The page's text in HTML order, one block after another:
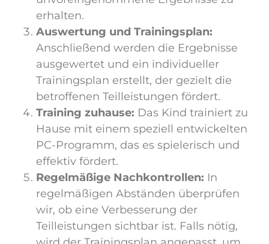
erhalten.
Auswertung und Trainingsplan:
Anschließend werden die Ergebnisse
ausgewertet und ein individueller
Trainingsplan erstellt, der gezielt die
betroffenen Teilleistungen fördert.
Training zuhause: Das Kind trainiert zu
Hause mit einem speziell entwickelten
PC-Programm, das es spielerisch und
effektiv fördert.
Regelmäßige Nachkontrollen: In
regelmäßigen Abständen überprüfen
wir, ob eine Verbesserung der
Teilleistungen sichtbar ist. Falls nötig,